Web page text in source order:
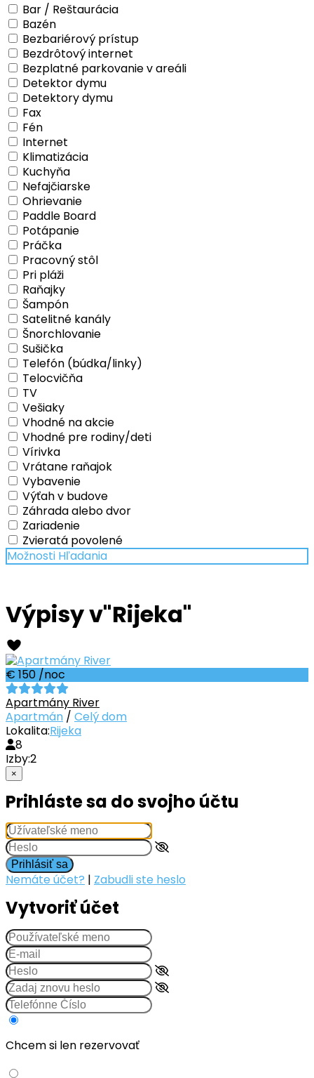
Bar / Reštaurácia
Bazén
Bezbariérový prístup
Bezdrôtový internet
Bezplatné parkovanie v areáli
Detektor dymu
Detektory dymu
Fax
Fén
Internet
Klimatizácia
Kuchyňa
Nefajčiarske
Ohrievanie
Paddle Board
Potápanie
Práčka
Pracovný stôl
Pri pláži
Raňajky
Šampón
Satelitné kanály
Šnorchlovanie
Sušička
Telefón (búdka/linky)
Telocvičňa
TV
Vešiaky
Vhodné na akcie
Vhodné pre rodiny/deti
Vírivka
Vrátane raňajok
Vybavenie
Výťah v budove
Záhrada alebo dvor
Zariadenie
Zvieratá povolené
Možnosti Hľadania
Výpisy v"Rijeka"
€ 150 /noc
Apartmány River
Apartmán / Celý dom
Lokalita:Rijeka
8
Izby:2
×
Prihláste sa do svojho účtu
Prihlásiť sa
Nemáte účet? | Zabudli ste heslo
Vytvoriť účet
Chcem si len rezervovať